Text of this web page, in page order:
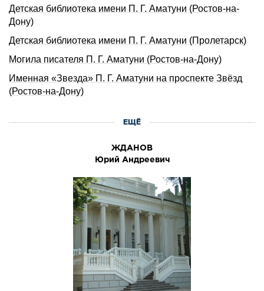
Детская библиотека имени П. Г. Аматуни (Ростов-на-
Дону)
Детская библиотека имени П. Г. Аматуни (Пролетарск)
Могила писателя П. Г. Аматуни (Ростов-на-Дону)
Именная «Звезда» П. Г. Аматуни на проспекте Звёзд
(Ростов-на-Дону)
ЕЩЁ
ЖДАНОВ
Юрий Андреевич